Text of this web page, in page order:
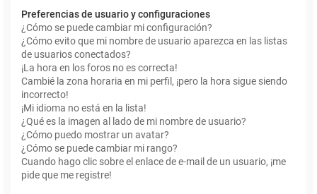
Preferencias de usuario y configuraciones
¿Cómo se puede cambiar mi configuración?
¿Cómo evito que mi nombre de usuario aparezca en las listas
de usuarios conectados?
¡La hora en los foros no es correcta!
Cambié la zona horaria en mi perfil, ¡pero la hora sigue siendo
incorrecto!
¡Mi idioma no está en la lista!
¿Qué es la imagen al lado de mi nombre de usuario?
¿Cómo puedo mostrar un avatar?
¿Cómo se puede cambiar mi rango?
Cuando hago clic sobre el enlace de e-mail de un usuario, ¡me
pide que me registre!